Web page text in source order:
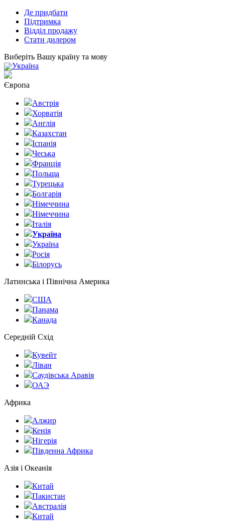
Де придбати
Підтримка
Відділ продажу
Стати дилером
Виберіть Вашу країну та мову
Україна
Європа
Австрія
Хорватія
Англія
Казахстан
Іспанія
Чеська
Франція
Польща
Турецька
Болгарія
Німеччина
Німеччина
Італія
Україна
Україна
Росія
Білорусь
Латинська і Північна Америка
США
Панама
Канада
Середній Схід
Кувейт
Ліван
Саудівська Аравія
ОАЭ
Африка
Алжир
Кенія
Нігерія
Південна Африка
Азія і Океанія
Китай
Пакистан
Австралія
Китай